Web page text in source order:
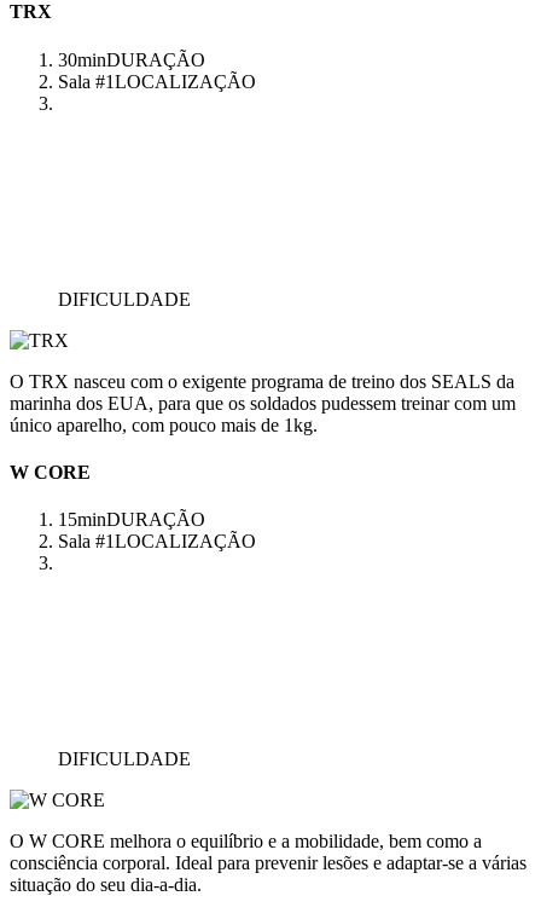
TRX
30minDURAÇÃO
Sala #1LOCALIZAÇÃO
DIFICULDADE
O TRX nasceu com o exigente programa de treino dos SEALS da
marinha dos EUA, para que os soldados pudessem treinar com um
único aparelho, com pouco mais de 1kg.
W CORE
15minDURAÇÃO
Sala #1LOCALIZAÇÃO
DIFICULDADE
O W CORE melhora o equilíbrio e a mobilidade, bem como a
consciência corporal. Ideal para prevenir lesões e adaptar-se a várias
situação do seu dia-a-dia.